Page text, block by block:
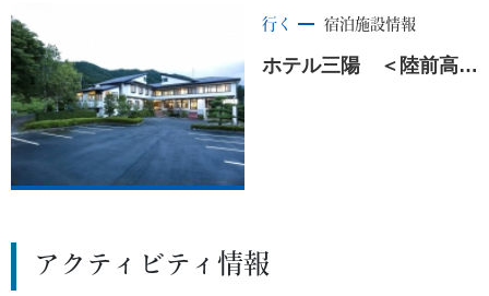
行く 宿泊施設情報
ホテル三陽 ＜陸前高田市＞
アクティビティ情報